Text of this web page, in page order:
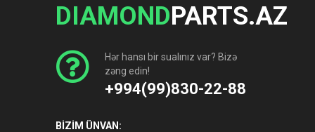
DIAMONDPARTS.AZ
Hər hansı bir sualınız var? Bizə
zəng edin!
+994(99)830-22-88
BİZİM ÜNVAN: